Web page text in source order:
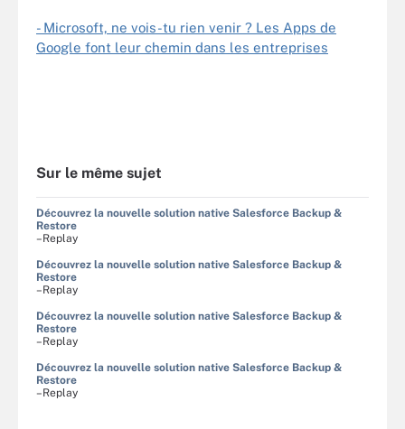
- Microsoft, ne vois-tu rien venir ? Les Apps de
Google font leur chemin dans les entreprises
Sur le même sujet
Découvrez la nouvelle solution native Salesforce Backup &
Restore
–Replay
Découvrez la nouvelle solution native Salesforce Backup &
Restore
–Replay
Découvrez la nouvelle solution native Salesforce Backup &
Restore
–Replay
Découvrez la nouvelle solution native Salesforce Backup &
Restore
–Replay